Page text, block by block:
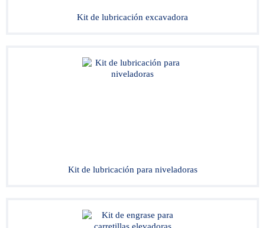
Kit de lubricación excavadora
Kit de lubricación para niveladoras